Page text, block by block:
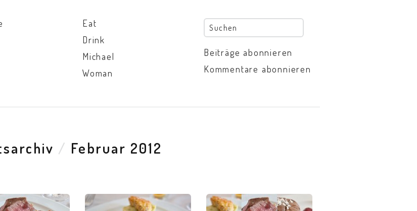
Eat
Drink
Michael
Woman
Beiträge abonnieren
Kommentare abonnieren
/ Februar 2012